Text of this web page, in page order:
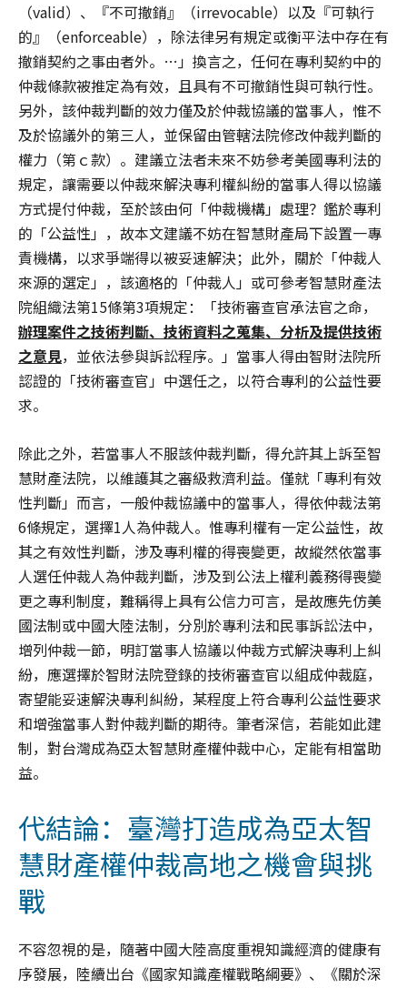
（valid）、『不可撤銷』（irrevocable）以及『可執行
的』（enforceable），除法律另有規定或衡平法中存在有
撤銷契約之事由者外。…」換言之，任何在專利契約中的
仲裁條款被推定為有效，且具有不可撤銷性與可執行性。
另外，該仲裁判斷的效力僅及於仲裁協議的當事人，惟不
及於協議外的第三人，並保留由管轄法院修改仲裁判斷的
權力（第ｃ款）。建議立法者未來不妨參考美國專利法的
規定，讓需要以仲裁來解決專利權糾紛的當事人得以協議
方式提付仲裁，至於該由何「仲裁機構」處理？鑑於專利
的「公益性」，故本文建議不妨在智慧財產局下設置一專
責機構，以求爭端得以被妥速解決；此外，關於「仲裁人
來源的選定」，該適格的「仲裁人」或可參考智慧財產法
院組織法第15條第3項規定：「技術審查官承法官之命，
辦理案件之技術判斷、技術資料之蒐集、分析及提供技術
之意見，並依法參與訴訟程序。」當事人得由智財法院所
認證的「技術審查官」中選任之，以符合專利的公益性要
求。
除此之外，若當事人不服該仲裁判斷，得允許其上訴至智
慧財產法院，以維護其之審級救濟利益。僅就「專利有效
性判斷」而言，一般仲裁協議中的當事人，得依仲裁法第
6條規定，選擇1人為仲裁人。惟專利權有一定公益性，故
其之有效性判斷，涉及專利權的得喪變更，故縱然依當事
人選任仲裁人為仲裁判斷，涉及到公法上權利義務得喪變
更之專利制度，難稱得上具有公信力可言，是故應先仿美
國法制或中國大陸法制，分別於專利法和民事訴訟法中，
增列仲裁一節，明訂當事人協議以仲裁方式解決專利上糾
紛，應選擇於智財法院登錄的技術審查官以組成仲裁庭，
寄望能妥速解決專利糾紛，某程度上符合專利公益性要求
和增強當事人對仲裁判斷的期待。筆者深信，若能如此建
制，對台灣成為亞太智慧財產權仲裁中心，定能有相當助
益。
代結論：臺灣打造成為亞太智
慧財產權仲裁高地之機會與挑
戰
不容忽視的是，隨著中國大陸高度重視知識經濟的健康有
序發展，陸續出台《國家知識產權戰略綱要》、《關於深